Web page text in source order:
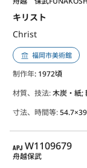
キリスト
Christ
福岡市美術館
制作年: 1972頃
材質、技法:木炭・紙;
寸法、時間等:
APJ
W1109679
舟越保武